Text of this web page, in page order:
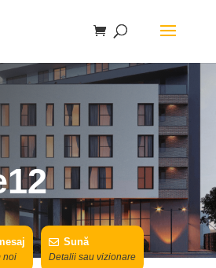
noi
Sună
Detalii sau vizionare